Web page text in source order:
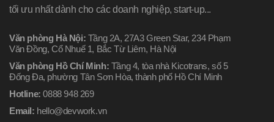
tối ưu nhất dành cho các doanh nghiệp, start-up...
Văn phòng Hà Nội: Tầng 2A, 27A3 Green Star, 234 Phạm
Văn Đồng, Cổ Nhuế 1, Bắc Từ Liêm, Hà Nội
Văn phòng Hồ Chí Minh: Tầng 4, tòa nhà Kicotrans, số 5
Đống Đa, phường Tân Sơn Hòa, thành phố Hồ Chí Minh
Hotline: 0888 948 269
Email: hello@devwork.vn